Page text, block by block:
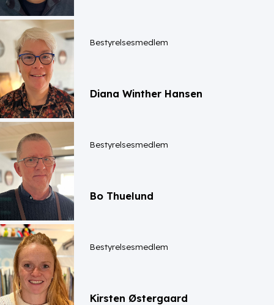
Bestyrelsesmedlem
Diana Winther Hansen
Bestyrelsesmedlem
Bo Thuelund
Bestyrelsesmedlem
Kirsten Østergaard